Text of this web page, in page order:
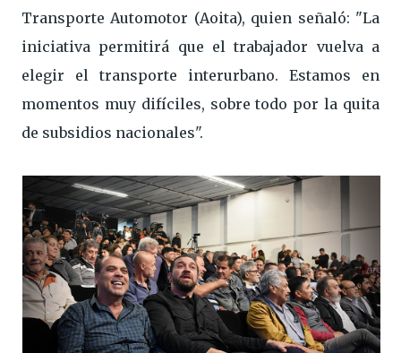
Transporte Automotor (Aoita), quien señaló: "La
iniciativa permitirá que el trabajador vuelva a
elegir el transporte interurbano. Estamos en
momentos muy difíciles, sobre todo por la quita
de subsidios nacionales".